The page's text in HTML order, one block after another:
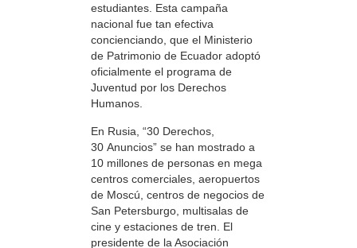
estudiantes. Esta campaña
nacional fue tan efectiva
concienciando, que el Ministerio
de Patrimonio de Ecuador adoptó
oficialmente el programa de
Juventud por los Derechos
Humanos.
En Rusia, “30 Derechos,
30 Anuncios” se han mostrado a
10 millones de personas en mega
centros comerciales, aeropuertos
de Moscú, centros de negocios de
San Petersburgo, multisalas de
cine y estaciones de tren. El
presidente de la Asociación